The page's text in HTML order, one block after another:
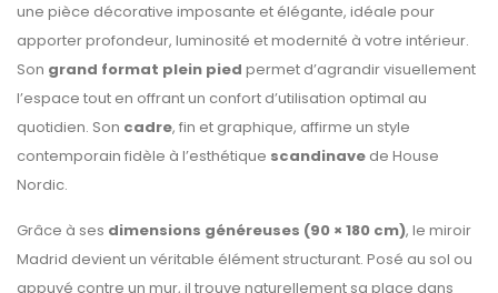
une pièce décorative imposante et élégante, idéale pour
apporter profondeur, luminosité et modernité à votre intérieur.
Son grand format plein pied permet d’agrandir visuellement
l’espace tout en offrant un confort d’utilisation optimal au
quotidien. Son cadre, fin et graphique, affirme un style
contemporain fidèle à l’esthétique scandinave de House
Nordic.
Grâce à ses dimensions généreuses (90 × 180 cm), le miroir
Madrid devient un véritable élément structurant. Posé au sol ou
appuyé contre un mur, il trouve naturellement sa place dans